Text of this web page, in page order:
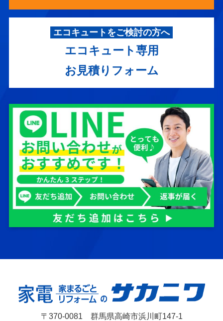
エコキュートをご検討の方へ
エコキュート専用
お見積りフォーム
〒370-0081 群馬県高崎市浜川町147-1